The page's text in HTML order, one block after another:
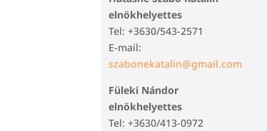
elnökhelyettes
Tel: +3630/543-2571
E-mail:
szabonekatalin@gmail.com
Füleki Nándor
elnökhelyettes
Tel: +3630/413-0972